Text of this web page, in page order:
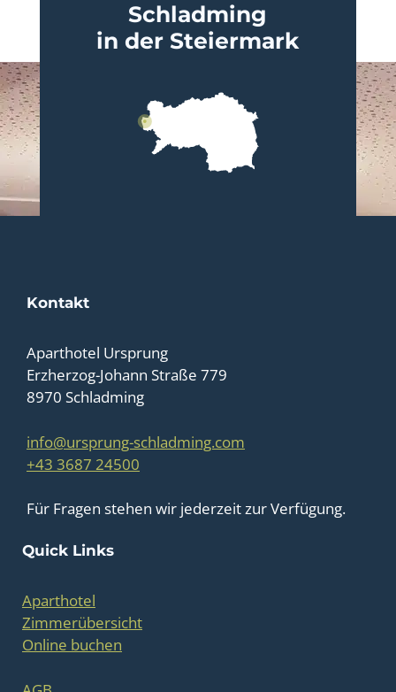
Schladming
in der Steiermark
Kontakt
Aparthotel Ursprung
Erzherzog-Johann Straße 779
8970 Schladming
info@ursprung-schladming.com
+43 3687 24500
Für Fragen stehen wir jederzeit zur Verfügung.
Quick Links
Aparthotel
Zimmerübersicht
Online buchen